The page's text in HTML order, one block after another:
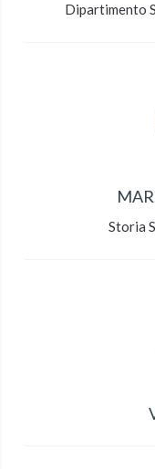
Dipartimento
Storia